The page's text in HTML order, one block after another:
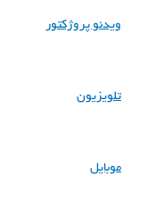
ویدئو پروژکتور
تلویزیون
موبایل